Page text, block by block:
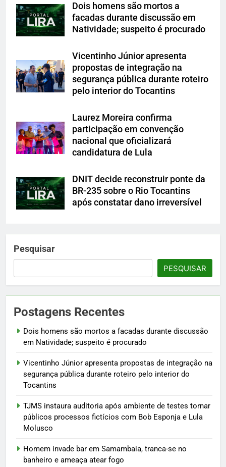
Dois homens são mortos a
facadas durante discussão em
Natividade; suspeito é procurado
Vicentinho Júnior apresenta
propostas de integração na
segurança pública durante roteiro
pelo interior do Tocantins
Laurez Moreira confirma
participação em convenção
nacional que oficializará
candidatura de Lula
DNIT decide reconstruir ponte da
BR-235 sobre o Rio Tocantins
após constatar dano irreversível
Pesquisar
PESQUISAR
Postagens Recentes
Dois homens são mortos a facadas durante discussão
em Natividade; suspeito é procurado
Vicentinho Júnior apresenta propostas de integração na
segurança pública durante roteiro pelo interior do
Tocantins
TJMS instaura auditoria após ambiente de testes tornar
públicos processos fictícios com Bob Esponja e Lula
Molusco
Homem invade bar em Samambaia, tranca-se no
banheiro e ameaça atear fogo